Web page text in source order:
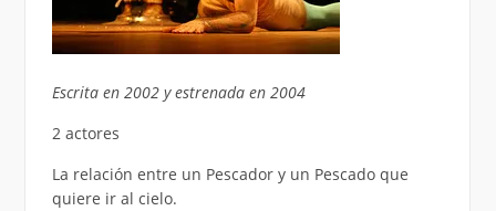
Escrita en 2002 y estrenada en 2004
2 actores
La relación entre un Pescador y un Pescado que
quiere ir al cielo.